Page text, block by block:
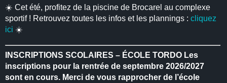
☀️ Cet été, profitez de la piscine de Brocarel au complexe
sportif ! Retrouvez toutes les infos et les plannings :cliquez
ici ☀️
INSCRIPTIONS SCOLAIRES – ÉCOLE TORDO Les
inscriptions pour la rentrée de septembre 2026/2027
sont en cours. Merci de vous rapprocher de l’école